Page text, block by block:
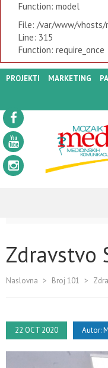
Function: model
File: /var/www/vhosts/
Line: 315
Function: require_once
PROJEKTI MARKETING
Zdravstvo
Naslovna > Broj 101 >
22 OCT 2020 Autor: